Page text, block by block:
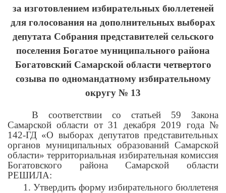
за изготовлением избирательных бюллетеней
для голосования на дополнительных выборах
депутата Собрания представителей сельского
поселения Богатое муниципального района
Богатовский Самарской области четвертого
созыва по одномандатному избирательному
округу № 13
В соответствии со статьей 59 Закона
Самарской области от 31 декабря 2019 года №
142-ГД «О выборах депутатов представительных
органов муниципальных образований Самарской
области» территориальная избирательная комиссия
Богатовского района
Самарской области
РЕШИЛА:
1. Утвердить форму избирательного бюллетеня